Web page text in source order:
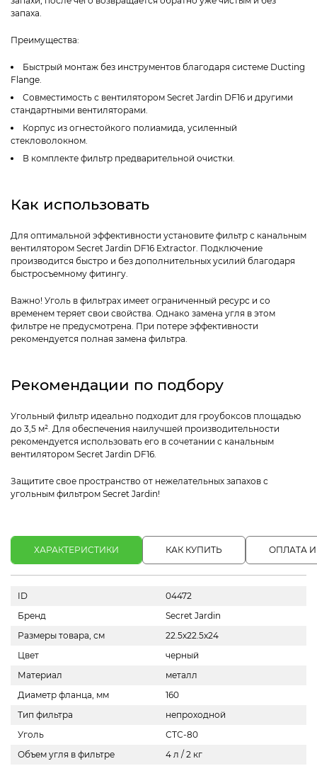
запаха.
Преимущества:
Быстрый монтаж без инструментов благодаря системе Ducting
Flange.
Совместимость с вентилятором Secret Jardin DF16 и другими
стандартными вентиляторами.
Корпус из огнестойкого полиамида, усиленный
стекловолокном.
В комплекте фильтр предварительной очистки.
Как использовать
Для оптимальной эффективности установите фильтр с канальным
вентилятором Secret Jardin DF16 Extractor. Подключение
производится быстро и без дополнительных усилий благодаря
быстросъемному фитингу.
Важно! Уголь в фильтрах имеет ограниченный ресурс и со
временем теряет свои свойства. Однако замена угля в этом
фильтре не предусмотрена. При потере эффективности
рекомендуется полная замена фильтра.
Рекомендации по подбору
Угольный фильтр идеально подходит для гроубоксов площадью
до 3,5 м². Для обеспечения наилучшей производительности
рекомендуется использовать его в сочетании с канальным
вентилятором Secret Jardin DF16.
Защитите свое пространство от нежелательных запахов с
угольным фильтром Secret Jardin!
ХАРАКТЕРИСТИКИ КАК КУПИТЬ ОПЛАТА
ID
04472
Бренд
Secret Jardin
Размеры товара, см
22.5х22.5х24
Цвет
черный
Материал
металл
Диаметр фланца, мм
160
Тип фильтра
непроходной
Уголь
СТС-80
Объем угля в фильтре
4 л / 2 кг